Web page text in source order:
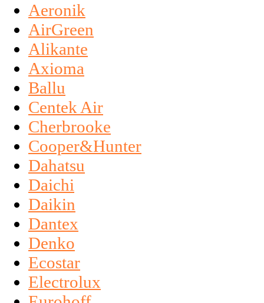
Aeronik
AirGreen
Alikante
Axioma
Ballu
Centek Air
Cherbrooke
Cooper&Hunter
Dahatsu
Daichi
Daikin
Dantex
Denko
Ecostar
Electrolux